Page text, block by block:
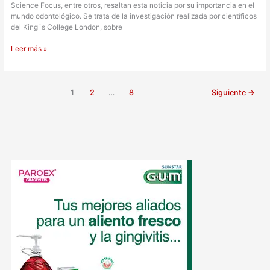
Science Focus, entre otros, resaltan esta noticia por su importancia en el
mundo odontológico. Se trata de la investigación realizada por científicos
del King´s College London, sobre
Leer más »
1 2 … 8 Siguiente →